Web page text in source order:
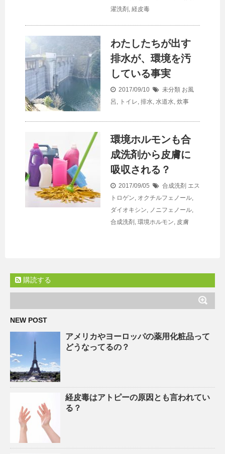
濯洗剤 , 経皮毒
わたしたちが出す
排水が、環境を汚
している事実
2017/09/10 未分類 お風
呂 , トイレ, 排水, 水道水, 炊事
環境ホルモンも合
成洗剤から皮膚に
吸収される？
2017/09/05 合成洗剤 エス
トロゲン, オクチルフェノール,
ダイオキシン, ノニフェノール,
合成洗剤 , 環境ホルモン, 皮膚
購読する
NEW POST
アメリカやヨーロッパの薬用化粧品って
どうなってるの？
経皮毒はアトピーの原因とも言われてい
る？